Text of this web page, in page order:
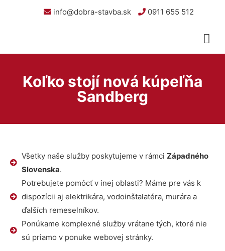
info@dobra-stavba.sk 0911 655 512
Koľko stojí nová kúpeľňa
Sandberg
Všetky naše služby poskytujeme v rámci Západného
Slovenska.
Potrebujete pomôcť v inej oblasti? Máme pre vás k
dispozícii aj elektrikára, vodoinštalatéra, murára a
ďalších remeselníkov.
Ponúkame komplexné služby vrátane tých, ktoré nie
sú priamo v ponuke webovej stránky.